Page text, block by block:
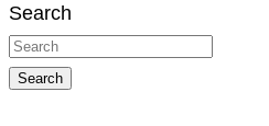
Search
Search